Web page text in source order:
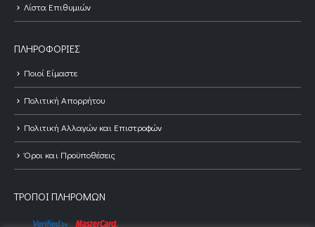
Λίστα Επιθυμιών
ΠΛΗΡΟΦΟΡΊΕΣ
Ποιοί Είμαστε
Πολιτική Απορρήτου
Πολιτική Αλλαγών και Επιστροφών
Όροι και Προϋποθέσεις
ΤΡΌΠΟΙ ΠΛΗΡΟΜΏΝ